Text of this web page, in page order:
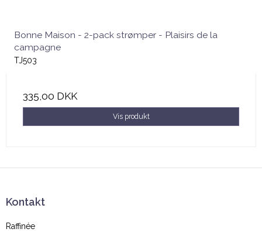
Bonne Maison - 2-pack strømper - Plaisirs de la
campagne
TJ503
335,00 DKK
Vis produkt
Kontakt
Raffinée